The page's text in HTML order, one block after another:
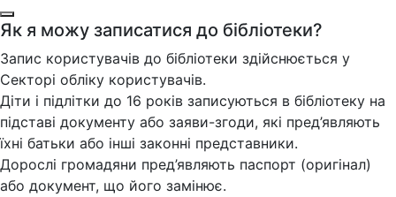
Як я можу записатися до бібліотеки?
Запис користувачів до бібліотеки здійснюється у
Секторі обліку користувачів.
Діти і підлітки до 16 років записуються в бібліотеку на
підставі документу або заяви-згоди, які пред’являють
їхні батьки або інші законні представники.
Дорослі громадяни пред’являють паспорт (оригінал)
або документ, що його замінює.